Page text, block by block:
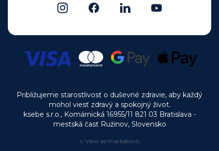
Približujeme starostlivosť o duševné zdravie, aby každý
mohol viesť zdravý a spokojný život.
ksebe s.r.o., Komárnická 16955/11 821 03 Bratislava -
mestská časť Ružinov, Slovensko
⎌ View as markdown